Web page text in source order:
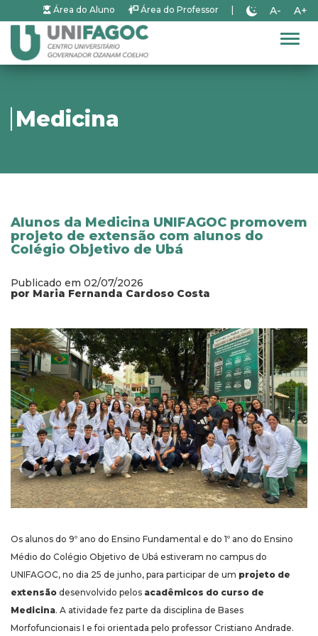
Área do Aluno Área do Professor A- A+
Medicina
Alunos da Medicina UNIFAGOC promovem
projeto de extensão com alunos do
Colégio Objetivo de Ubá
Publicado em 02/07/2026
por Maria Fernanda Cardoso Costa
Os alunos do 9º ano do Ensino Fundamental e do 1º ano do Ensino
Médio do Colégio Objetivo de Ubá estiveram no campus do
UNIFAGOC, no dia 25 de junho, para participar de um projeto de
extensão desenvolvido pelos acadêmicos do curso de
Medicina. A atividade fez parte da disciplina de Bases
Morfofuncionais I e foi orientada pelo professor Cristiano Andrade.